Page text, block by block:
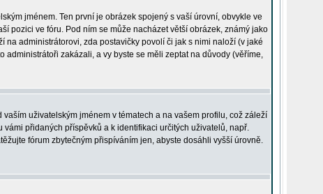
jménem. Ten první je obrázek spojený s vaší úrovní, obvykle ve
pozici ve fóru. Pod ním se může nacházet větší obrázek, známý jako
administrátorovi, zda postavičky povolí či jak s nimi naloží (v jaké
zakázali, a vy byste se měli zeptat na důvody (věříme,
uživatelským jménem v tématech a na vašem profilu, což záleží
přidaných příspěvků a k identifikaci určitých uživatelů, např.
fórum zbytečným přispíváním jen, abyste dosáhli vyšší úrovně.